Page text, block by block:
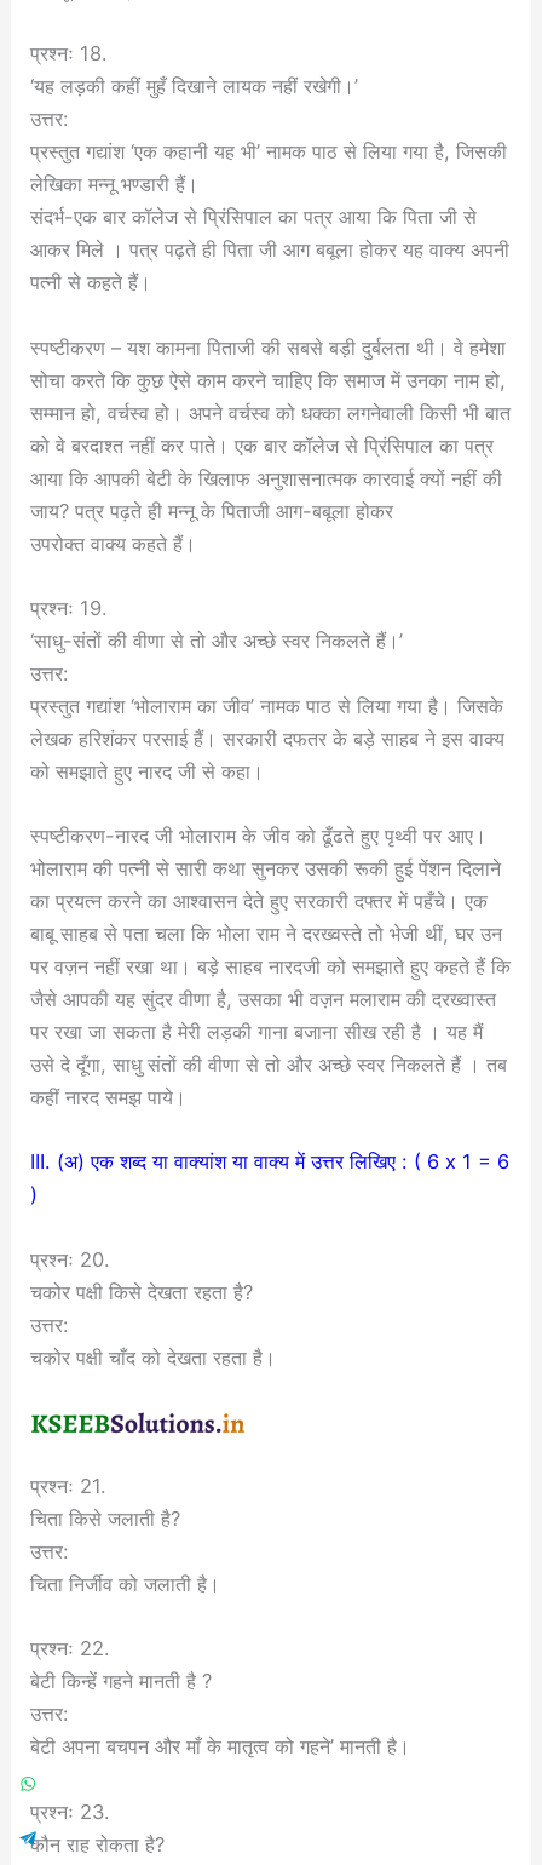
प्रश्नः 18.
‘यह लड़की कहीं मुहँ दिखाने लायक नहीं रखेगी।’
उत्तर:
प्रस्तुत गद्यांश ‘एक कहानी यह भी’ नामक पाठ से लिया गया है, जिसकी
लेखिका मन्नू भण्डारी हैं।
संदर्भ-एक बार कॉलेज से प्रिंसिपाल का पत्र आया कि पिता जी से
आकर मिले । पत्र पढ़ते ही पिता जी आग बबूला होकर यह वाक्य अपनी
पत्नी से कहते हैं।
स्पष्टीकरण – यश कामना पिताजी की सबसे बड़ी दुर्बलता थी। वे हमेशा
सोचा करते कि कुछ ऐसे काम करने चाहिए कि समाज में उनका नाम हो,
सम्मान हो, वर्चस्व हो। अपने वर्चस्व को धक्का लगनेवाली किसी भी बात
को वे बरदाश्त नहीं कर पाते। एक बार कॉलेज से प्रिंसिपाल का पत्र
आया कि आपकी बेटी के खिलाफ अनुशासनात्मक कारवाई क्यों नहीं की
जाय? पत्र पढ़ते ही मन्नू के पिताजी आग-बबूला होकर
उपरोक्त वाक्य कहते हैं।
प्रश्नः 19.
‘साधु-संतों की वीणा से तो और अच्छे स्वर निकलते हैं।’
उत्तर:
प्रस्तुत गद्यांश ‘भोलाराम का जीव’ नामक पाठ से लिया गया है। जिसके
लेखक हरिशंकर परसाई हैं। सरकारी दफतर के बड़े साहब ने इस वाक्य
को समझाते हुए नारद जी से कहा।
स्पष्टीकरण-नारद जी भोलाराम के जीव को ढूँढते हुए पृथ्वी पर आए।
भोलाराम की पत्नी से सारी कथा सुनकर उसकी रूकी हुई पेंशन दिलाने
का प्रयत्न करने का आश्वासन देते हुए सरकारी दफ्तर में पहँचे। एक
बाबू साहब से पता चला कि भोला राम ने दरख्वस्ते तो भेजी थीं, घर उन
पर वज़न नहीं रखा था। बड़े साहब नारदजी को समझाते हुए कहते हैं कि
जैसे आपकी यह सुंदर वीणा है, उसका भी वज़न मलाराम की दरख्वास्त
पर रखा जा सकता है मेरी लड़की गाना बजाना सीख रही है । यह मैं
उसे दे दूँगा, साधु संतों की वीणा से तो और अच्छे स्वर निकलते हैं । तब
कहीं नारद समझ पाये।
III. (अ) एक शब्द या वाक्यांश या वाक्य में उत्तर लिखिए : ( 6 x 1 = 6
)
प्रश्नः 20.
चकोर पक्षी किसे देखता रहता है?
उत्तर:
चकोर पक्षी चाँद को देखता रहता है।
प्रश्नः 21.
चिता किसे जलाती है?
उत्तर:
चिता निर्जीव को जलाती है।
प्रश्नः 22.
बेटी किन्हें गहने मानती है ?
उत्तर:
बेटी अपना बचपन और माँ के मातृत्व को गहने’ मानती है।
प्रश्नः 23.
कौन राह रोकता है?